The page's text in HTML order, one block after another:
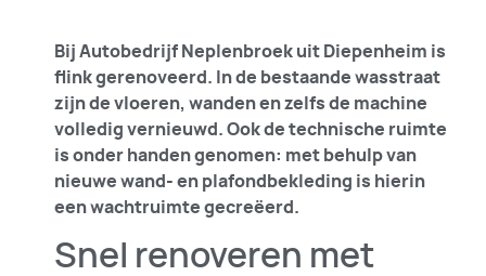
Bij Autobedrijf Neplenbroek uit Diepenheim is
flink gerenoveerd. In de bestaande wasstraat
zijn de vloeren, wanden en zelfs de machine
volledig vernieuwd. Ook de technische ruimte
is onder handen genomen: met behulp van
nieuwe wand- en plafondbekleding is hierin
een wachtruimte gecreëerd.
Snel renoveren met